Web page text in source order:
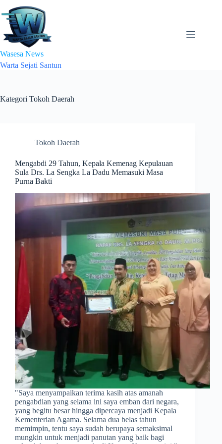
to
content
Wasesa News
Warta Sejati Santun
Kategori Tokoh Daerah
Tokoh Daerah
Mengabdi 29 Tahun, Kepala Kemenag Kepulauan
Sula Drs. La Sengka La Dadu Memasuki Masa
Purna Bakti
​"Saya menyampaikan terima kasih atas amanah
pengabdian yang selama ini saya emban dari negara,
yang begitu besar hingga dipercaya menjadi Kepala
Kementerian Agama. Selama dua belas tahun
memimpin, tentu saya sudah berupaya semaksimal
mungkin untuk menjadi panutan yang baik bagi